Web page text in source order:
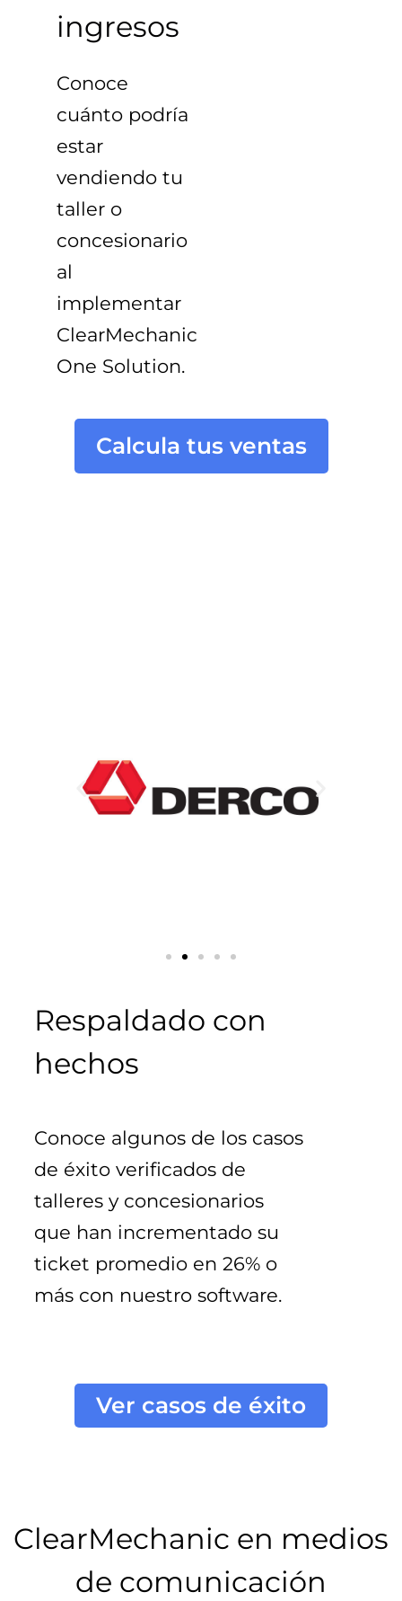
ingresos
Conoce
cuánto podría
estar
vendiendo tu
taller o
concesionario
al
implementar
ClearMechanic
One Solution.
Calcula tus ventas
Respaldado con
hechos
Conoce algunos de los casos
de éxito verificados de
talleres y concesionarios
que han incrementado su
ticket promedio en 26% o
más con nuestro software.
Ver casos de éxito
ClearMechanic en medios
de comunicación